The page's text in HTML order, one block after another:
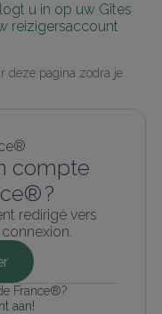
u in op uw Gîtes
reizigersaccount
deze pagina zodra je
compte
?
redirigé vers
France®?
aan!